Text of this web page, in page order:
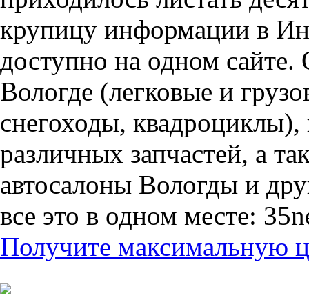
крупицу информации в
доступно на одном сайте.
Вологде (легковые и
снегоходы,
различных запчастей, а
автосалоны Вологды и
все это в одном месте:
Получите максимальную